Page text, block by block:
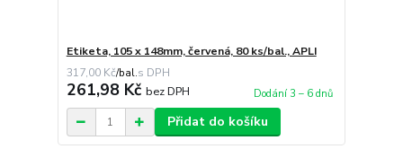
Etiketa, 105 x 148mm, červená, 80 ks/bal., APLI
317,00 Kč/bal.
261,98 Kč bez DPH Dodání 3 – 6 dnů
Přidat do košíku